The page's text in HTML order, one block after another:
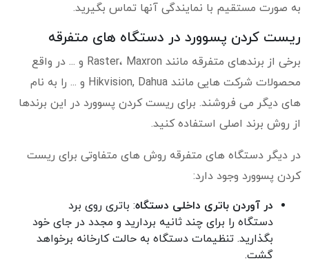
به صورت مستقیم با نمایندگی آنها تماس بگیرید.
ریست کردن پسوورد در دستگاه های متفرقه
برخی از برندهای متفرقه مانند Raster، Maxron و ... در واقع
محصولات شرکت هایی مانند Hikvision, Dahua و ... را به نام
های دیگر می فروشند. برای ریست کردن پسوورد در این برندها
از روش برند اصلی استفاده کنید.
در دیگر دستگاه های متفرقه روش های متفاوتی برای ریست
کردن پسوورد وجود دارد:
در آوردن باتری داخلی دستگاه: باتری روی برد
دستگاه را برای چند ثانیه بردارید و مجدد در جای خود
بگذارید. تنظیمات دستگاه به حالت کارخانه برخواهد
گشت.